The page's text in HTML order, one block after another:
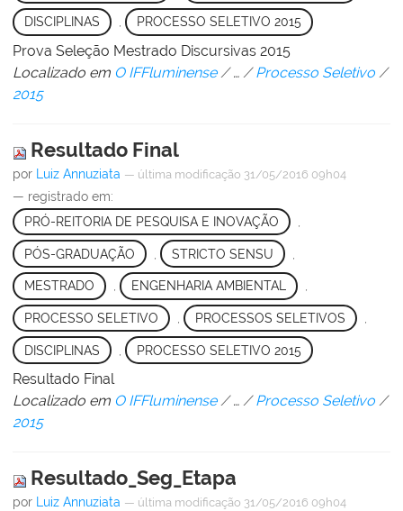
DISCIPLINAS , PROCESSO SELETIVO 2015
Prova Seleção Mestrado Discursivas 2015
Localizado em O IFFluminense /… /Processo Seletivo /
2015
Resultado Final
por Luiz Annuziata — última modificação 31/05/2016 09h04
— registrado em:
PRÓ-REITORIA DE PESQUISA E INOVAÇÃO
PÓS-GRADUAÇÃO STRICTO SENSU
MESTRADO , ENGENHARIA AMBIENTAL ,
PROCESSO SELETIVO PROCESSOS SELETIVOS
DISCIPLINAS PROCESSO SELETIVO 2015
Resultado Final
Localizado em O IFFluminense /… /Processo Seletivo /
2015
Resultado_Seg_Etapa
por Luiz Annuziata — última modificação 31/05/2016 09h04